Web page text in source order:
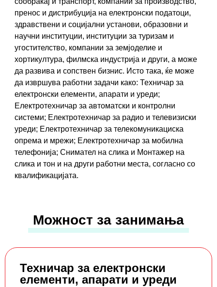
пренос и дистрибуција на електронски податоци,
здравствени и социјални установи, образовни и
научни институции, институции за туризам и
угостителство, компании за земјоделие и
хортикултура, филмска индустрија и други, а може
да развива и сопствен бизнис. Исто така, ќе може
да извршува работни задачи како: Техничар за
електронски елементи, апарати и уреди;
Електротехничар за автоматски и контролни
системи; Електротехничар за радио и телевизиски
уреди; Електротехничар за телекомуникациска
опрема и мрежи; Електротехничар за мобилна
телефонија; Снимател на слика и Монтажер на
слика и тон и на други работни места, согласно со
квалификацијата.
Можност за занимања
Техничар за електронски
елементи, апарати и уреди